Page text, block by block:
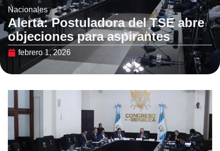
Nacionales
Alerta: Postuladora del TSE abre
objeciones para aspirantes
febrero 1, 2026